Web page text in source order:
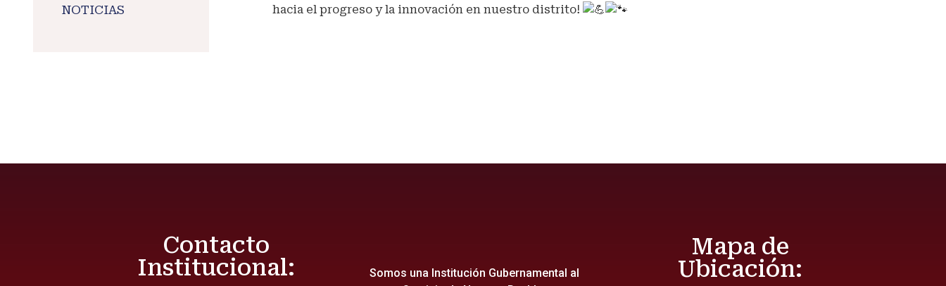
NOTICIAS
hacia el progreso y la innovación en nuestro distrito!
Contacto
Institucional:
Somos una Institución Gubernamental al
Mapa de
Ubicación: